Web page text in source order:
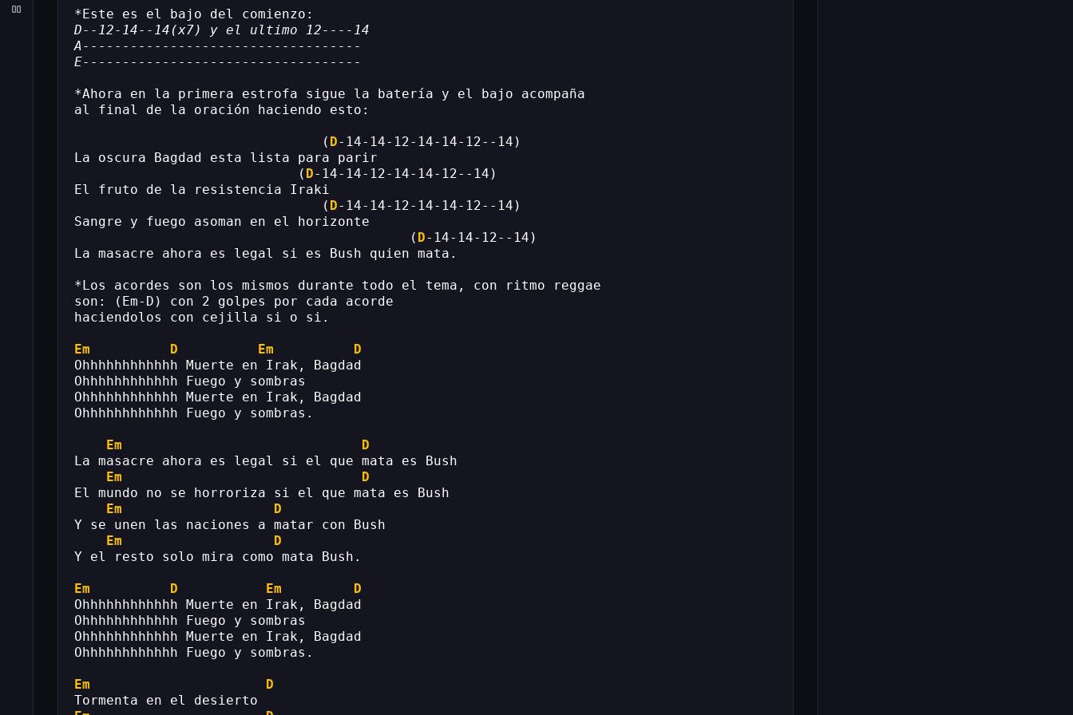
*Este es el bajo del comienzo:
D--12-14--14(x7) y el ultimo 12----14
A-----------------------------------
E-----------------------------------
*Ahora en la primera estrofa sigue la batería y el bajo acompaña
al final de la oración haciendo esto:
( D-14-14-12-14-14-12--14)
La oscura Bagdad esta lista para parir
( D-14-14-12-14-14-12--14)
El fruto de la resistencia Iraki
( D-14-14-12-14-14-12--14)
Sangre y fuego asoman en el horizonte
( D-14-14-12--14)
La masacre ahora es legal si es Bush quien mata.
*Los acordes son los mismos durante todo el tema, con ritmo reggae
son: (Em-D) con 2 golpes por cada acorde
haciendolos con cejilla si o si.
Em D Em
D
Ohhhhhhhhhhhh Muerte en Irak, Bagdad
Ohhhhhhhhhhhh Fuego y sombras
Ohhhhhhhhhhhh Muerte en Irak, Bagdad
Ohhhhhhhhhhhh Fuego y sombras.
Em
D
La masacre ahora es legal si el que mata es Bush
Em
D
El mundo no se horroriza si el que mata es Bush
Em
D
Y se unen las naciones a matar con Bush
Em
D
Y el resto solo mira como mata Bush.
Em D Em
D
Ohhhhhhhhhhhh Muerte en Irak, Bagdad
Ohhhhhhhhhhhh Fuego y sombras
Ohhhhhhhhhhhh Muerte en Irak, Bagdad
Ohhhhhhhhhhhh Fuego y sombras.
Em
D
Tormenta en el desierto